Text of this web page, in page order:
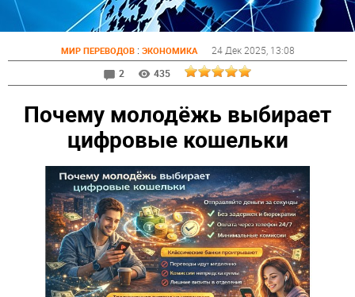
МИР ПЕРЕВОДОВ: ЭКОНОМИКА 24 Дек 2025 , 13:08
2
435
Почему молодёжь выбирает
цифровые кошельки